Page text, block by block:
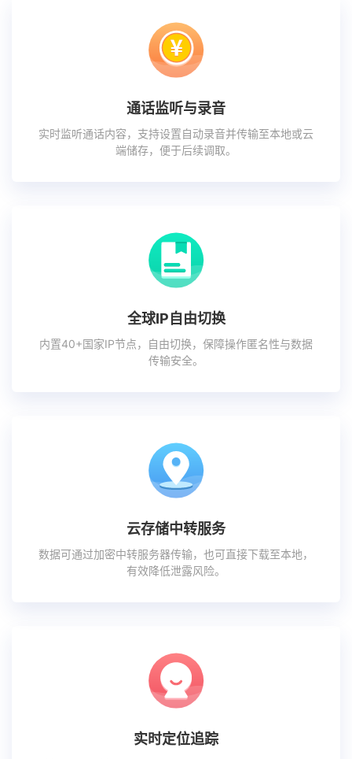
通话监听与录音
实时监听通话内容，支持设置自动录音并传输至本地或云
端储存，便于后续调取。
全球IP自由切换
内置40+国家IP节点，自由切换，保障操作匿名性与数据
传输安全。
云存储中转服务
数据可通过加密中转服务器传输，也可直接下载至本地，
有效降低泄露风险。
实时定位追踪